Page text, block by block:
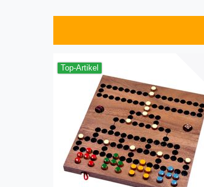
Top-Artikel